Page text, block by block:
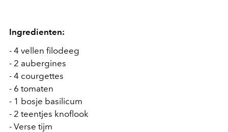
Ingredienten:
- 4 vellen filodeeg
- 2 aubergines
- 4 courgettes
- 6 tomaten
- 1 bosje basilicum
- 2 teentjes knoflook
- Verse tijm